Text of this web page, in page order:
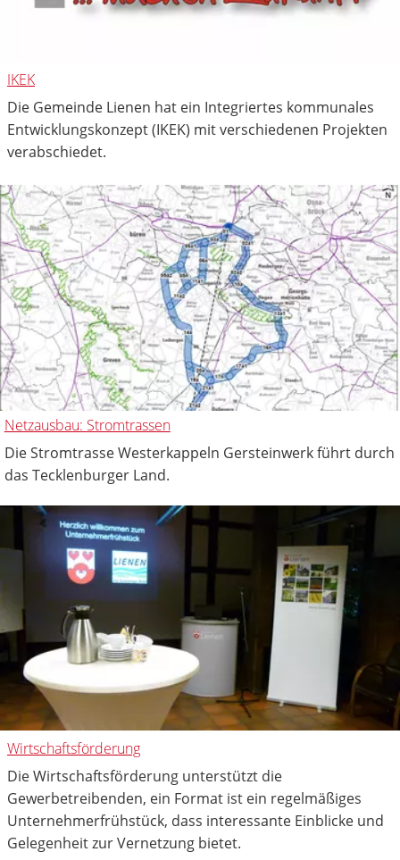
IKEK
Die Gemeinde Lienen hat ein Integriertes kommunales
Entwicklungskonzept (IKEK) mit verschiedenen Projekten
verabschiedet.
Netzausbau: Stromtrassen
Die Stromtrasse Westerkappeln Gersteinwerk führt durch
das Tecklenburger Land.
Wirtschaftsförderung
Die Wirtschaftsförderung unterstützt die
Gewerbetreibenden, ein Format ist ein regelmäßiges
Unternehmerfrühstück, dass interessante Einblicke und
Gelegenheit zur Vernetzung bietet.